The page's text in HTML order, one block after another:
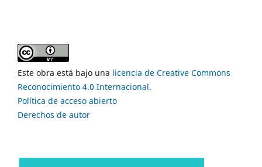
Este obra está bajo una licencia de Creative Commons
Reconocimiento 4.0 Internacional.
Política de acceso abierto
Derechos de autor